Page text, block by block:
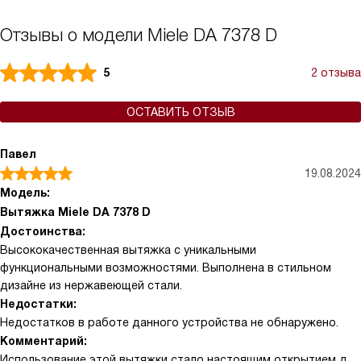
Отзывы о модели Miele DA 7378 D
5 2 отзыва
ОСТАВИТЬ ОТЗЫВ
Павел
19.08.2024
Модель:
Вытяжка Miele DA 7378 D
Достоинства:
Высококачественная вытяжка с уникальными
функциональными возможностями. Выполнена в стильном
дизайне из нержавеющей стали.
Недостатки:
Недостатков в работе данного устройства не обнаружено.
Комментарий: